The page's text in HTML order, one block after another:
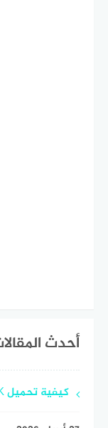
أحدث
كيفية تحميل Linebet APK على Android خطوة بخطوة